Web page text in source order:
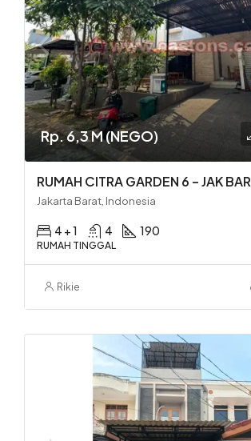
Rp. 6,3 M (NEGO)
RUMAH CITRA GARDEN 6 – JAK BAR
Jakarta Barat, Indonesia
4 + 1 4 190
RUMAH TINGGAL
Rikie